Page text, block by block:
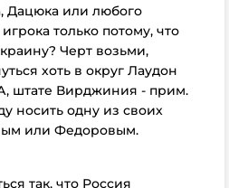
Дацюка или любого
только потому, что
Черт возьми,
хоть в округ Лаудон
штате Вирджиния - прим.
носить одну из своих
или Федоровым.
так, что Россия